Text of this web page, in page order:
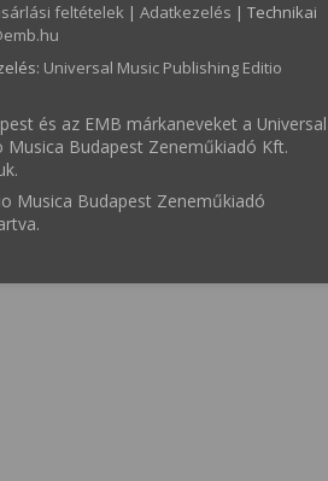
feltételek | Adatkezelés | Technikai
: Universal Music Publishing Editio
és az EMB márkaneveket a Universal
Musica Budapest Zeneműkiadó Kft.
Musica Budapest Zeneműkiadó